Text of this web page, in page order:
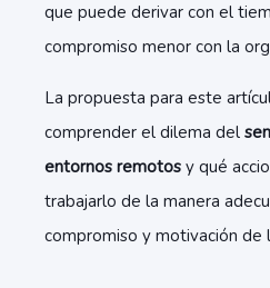
que puede derivar con el
compromiso menor con la
La propuesta para este
comprender el dilema del
entornos remotos y qué
trabajarlo de la manera
compromiso y motivación de